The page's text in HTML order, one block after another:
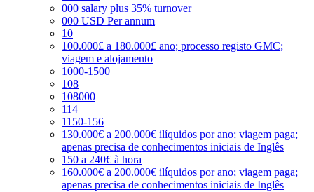
000 salary plus 35% turnover
000 USD Per annum
10
100.000£ a 180.000£ ano; processo registo GMC;
viagem e alojamento
1000-1500
108
108000
114
1150-156
130.000€ a 200.000€ ilíquidos por ano; viagem paga;
apenas precisa de conhecimentos iniciais de Inglês
150 a 240€ à hora
160.000€ a 200.000€ ilíquidos por ano; viagem paga;
apenas precisa de conhecimentos iniciais de Inglês